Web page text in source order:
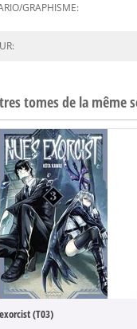
GRAPHISME:
tomes de la même
(T03)